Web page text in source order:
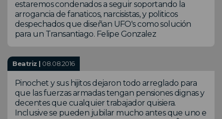
estaremos condenados a seguir soportando la
arrogancia de fanaticos, narcisistas, y politicos
despechados que diseñan UFO's como solución
para un Transantiago. Felipe Gonzalez
Beatriz | 08.08.2016
Pinochet y sus hijitos dejaron todo arreglado para
que las fuerzas armadas tengan pensiones dignas y
decentes que cualquier trabajador quisiera.
Inclusive se pueden jubilar mucho antes que uno e